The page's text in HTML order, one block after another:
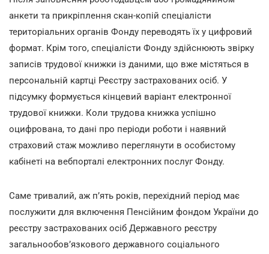
анкети та прикріплення скан-копій спеціалісти
територіальних органів Фонду переводять їх у цифровий
формат. Крім того, спеціалісти Фонду здійснюють звірку
записів трудової книжки із даними, що вже містяться в
персональній картці Реєстру застрахованих осіб. У
підсумку формується кінцевий варіант електронної
трудової книжки. Коли трудова книжка успішно
оцифрована, то дані про періоди роботи і наявний
страховий стаж можливо переглянути в особистому
кабінеті на вебпорталі електронних послуг Фонду.
Саме тривалий, аж п’ять років, перехідний період має
послужити для включення Пенсійним фондом України до
реєстру застрахованих осіб Державного реєстру
загальнообов’язкового державного соціального